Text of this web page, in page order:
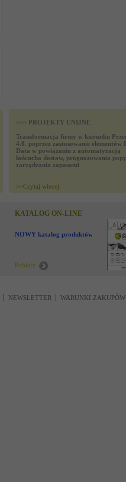
>>> PROJEKTY UNIJNE
Transformacja firmy w kierunku
4.0. poprzez zastosowanie elementów
Data w powiązaniu z automatyzacją
łańcucha dostaw, prognozowania
zarządzania zapasami
>>Czytaj wiecej
KATALOG ON-LINE
NOWY katalog produktów !
Pobierz
NEWSLETTER WARUNKI ZAKUPÓW